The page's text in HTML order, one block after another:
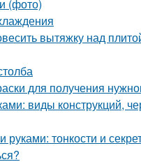
(фото)
вытяжку над
для получения
виды конструкций,
тонкости и